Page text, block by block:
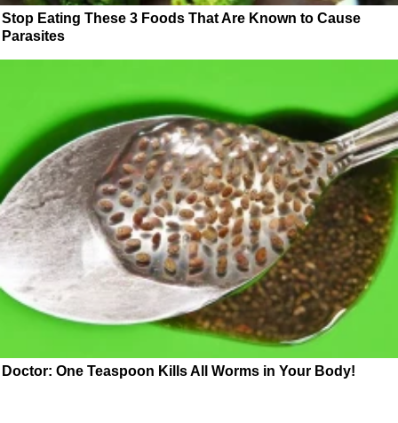
Stop Eating These 3 Foods That Are Known to Cause
Parasites
Doctor: One Teaspoon Kills All Worms in Your Body!